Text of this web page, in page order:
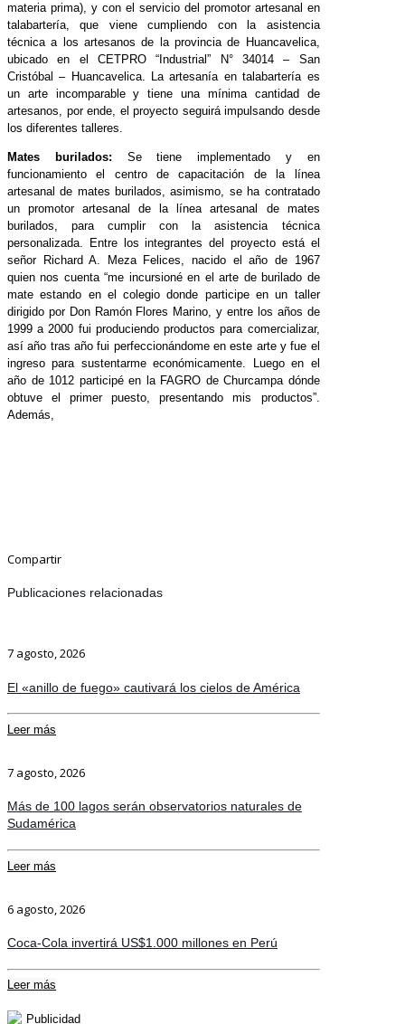
materia prima), y con el servicio del promotor artesanal en
talabartería, que viene cumpliendo con la asistencia
técnica a los artesanos de la provincia de Huancavelica,
ubicado en el CETPRO “Industrial” N° 34014 – San
Cristóbal – Huancavelica. La artesanía en talabartería es
un arte incomparable y tiene una mínima cantidad de
artesanos, por ende, el proyecto seguirá impulsando desde
los diferentes talleres.
Mates burilados: Se tiene implementado y en
funcionamiento el centro de capacitación de la línea
artesanal de mates burilados, asimismo, se ha contratado
un promotor artesanal de la línea artesanal de mates
burilados, para cumplir con la asistencia técnica
personalizada. Entre los integrantes del proyecto está el
señor Richard A. Meza Felices, nacido el año de 1967
quien nos cuenta “me incursioné en el arte de burilado de
mate estando en el colegio donde participe en un taller
dirigido por Don Ramón Flores Marino, y entre los años de
1999 a 2000 fui produciendo productos para comercializar,
así año tras año fui perfeccionándome en este arte y fue el
ingreso para sustentarme económicamente. Luego en el
año de 1012 participé en la FAGRO de Churcampa dónde
obtuve el primer puesto, presentando mis productos”.
Además,
Compartir
Publicaciones relacionadas
7 agosto, 2026
El «anillo de fuego» cautivará los cielos de América
Leer más
7 agosto, 2026
Más de 100 lagos serán observatorios naturales de
Sudamérica
Leer más
6 agosto, 2026
Coca-Cola invertirá US$1.000 millones en Perú
Leer más